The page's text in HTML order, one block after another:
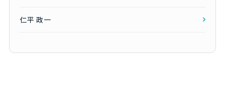
仁平 政一